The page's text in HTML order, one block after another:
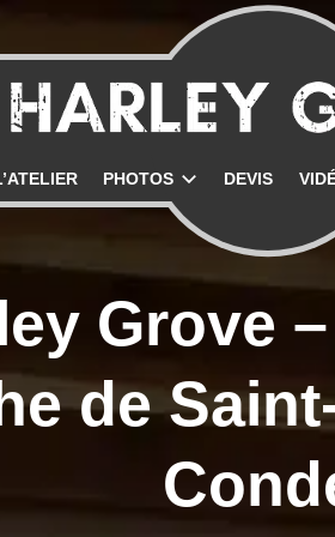
PHOTOS DEVIS
Grove
de